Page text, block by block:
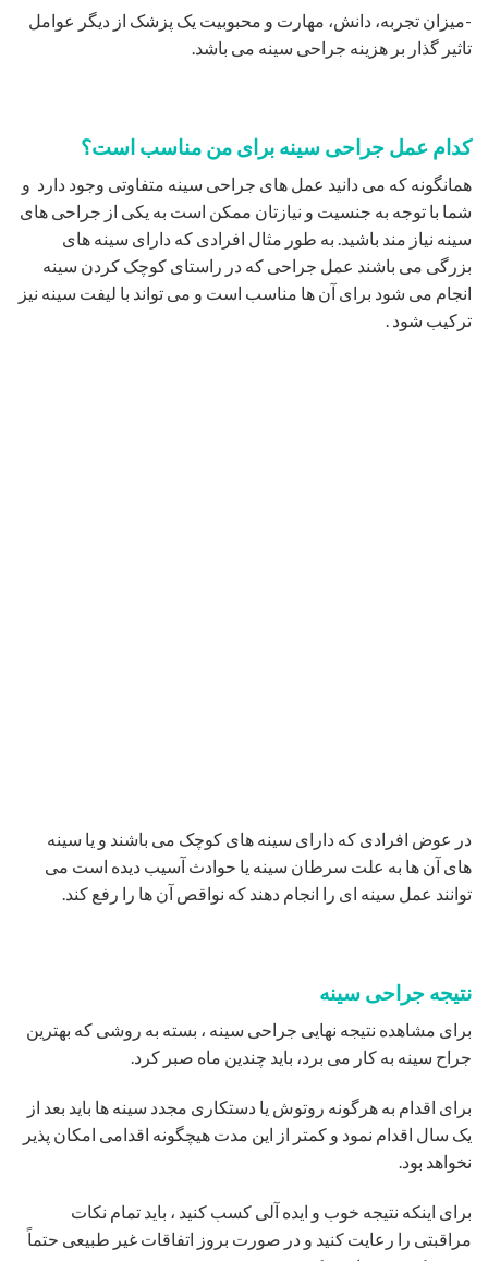
-میزان تجربه، دانش، مهارت و محبوبیت یک پزشک از دیگر عوامل
تاثیر گذار بر هزینه جراحی سینه می باشد.
کدام عمل جراحی سینه برای من مناسب است؟
همانگونه که می دانید عمل های جراحی سینه متفاوتی وجود دارد و
شما با توجه به جنسیت و نیازتان ممکن است به یکی از جراحی های
سینه نیاز مند باشید. به طور مثال افرادی که دارای سینه های
بزرگی می باشند عمل جراحی که در راستای کوچک کردن سینه
انجام می شود برای آن ها مناسب است و می تواند با لیفت سینه نیز
ترکیب شود .
در عوض افرادی که دارای سینه های کوچک می باشند و یا سینه
های آن ها به علت سرطان سینه یا حوادث آسیب دیده است می
توانند عمل سینه ای را انجام دهند که نواقص آن ها را رفع کند.
نتیجه جراحی سینه
برای مشاهده نتیجه نهایی جراحی سینه ، بسته به روشی که بهترین
جراح سینه به کار می برد، باید چندین ماه صبر کرد.
برای اقدام به هرگونه روتوش یا دستکاری مجدد سینه ها باید بعد از
یک سال اقدام نمود و کمتر از این مدت هیچگونه اقدامی امکان پذیر
نخواهد بود.
برای اینکه نتیجه خوب و ایده آلی کسب کنید ، باید تمام نکات
مراقبتی را رعایت کنید و در صورت بروز اتفاقات غیر طبیعی حتماً